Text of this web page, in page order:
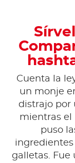
Cuenta la
un monje
distrajo por
mientras el
puso
galletas. Fue